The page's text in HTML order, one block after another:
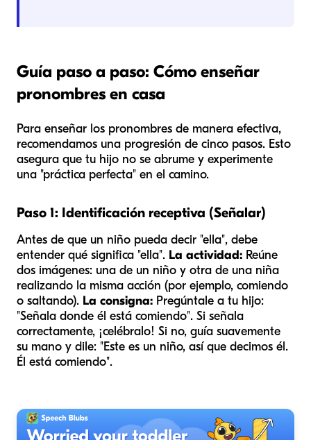
Guía paso a paso: Cómo enseñar
pronombres en casa
Para enseñar los pronombres de manera efectiva,
recomendamos una progresión de cinco pasos. Esto
asegura que tu hijo no se abrume y experimente
una "práctica perfecta" en el camino.
Paso 1: Identificación receptiva (Señalar)
Antes de que un niño pueda decir "ella", debe
entender qué significa "ella". La actividad: Reúne
dos imágenes: una de un niño y otra de una niña
realizando la misma acción (por ejemplo, comiendo
o saltando). La consigna: Pregúntale a tu hijo:
"Señala donde él está comiendo". Si señala
correctamente, ¡celébralo! Si no, guía suavemente
su mano y dile: "Este es un niño, así que decimos él .
Él está comiendo".